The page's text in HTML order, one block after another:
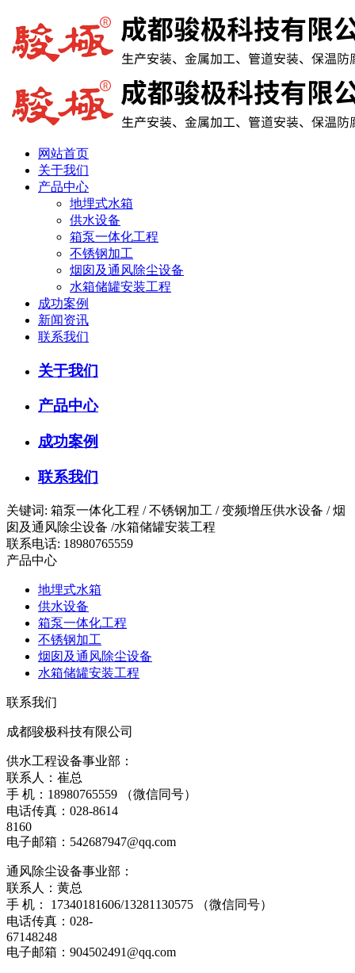
网站首页
关于我们
产品中心
地埋式水箱
供水设备
箱泵一体化工程
不锈钢加工
烟囱及通风除尘设备
水箱储罐安装工程
成功案例
新闻资讯
联系我们
关于我们
产品中心
成功案例
联系我们
关键词: 箱泵一体化工程 / 不锈钢加工 / 变频增压供水设备 / 烟
囱及通风除尘设备 /水箱储罐安装工程
联系电话: 18980765559
产品中心
地埋式水箱
供水设备
箱泵一体化工程
不锈钢加工
烟囱及通风除尘设备
水箱储罐安装工程
联系我们
成都骏极科技有限公司
供水工程设备事业部：
联系人：崔总
手 机：18980765559 （微信同号）
电话传真：028-8614
8160
电子邮箱：542687947@qq.com
通风除尘设备事业部：
联系人：黄总
手 机： 17340181606/13281130575 （微信同号）
电话传真：028-
67148248
电子邮箱：904502491@qq.com